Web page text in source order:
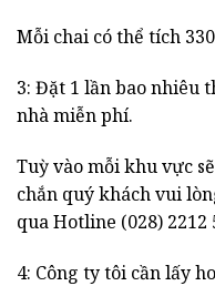
Mỗi chai có thể tích
3: Đặt 1 lần bao nhiêu
nhà miễn phí.
Tuỳ vào mỗi khu vực
chắn quý khách vui
qua Hotline (028)
4: Công ty tôi cần lấy